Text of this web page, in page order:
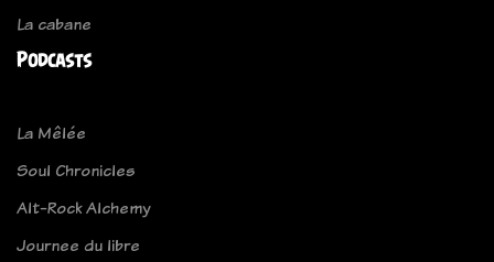
La cabane
Podcasts
La Mêlée
Soul Chronicles
Alt-Rock Alchemy
Journee du libre